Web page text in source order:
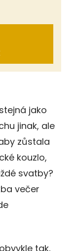
jako
jinak, ale
zůstala
kouzlo,
svatby?
večer
tak,